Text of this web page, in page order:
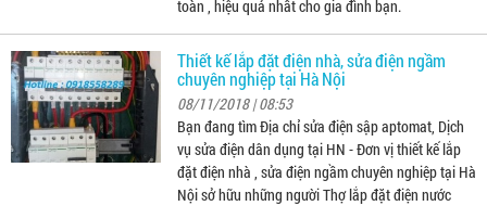
toàn , hiệu quả nhất cho gia đình bạn.
Thiết kế lắp đặt điện nhà, sửa điện ngầm
chuyên nghiệp tại Hà Nội
08/11/2018 | 08:53
Bạn đang tìm Địa chỉ sửa điện sập aptomat, Dịch
vụ sửa điện dân dụng tại HN - Đơn vị thiết kế lắp
đặt điện nhà , sửa điện ngầm chuyên nghiệp tại Hà
Nội sở hữu những người Thợ lắp đặt điện nước